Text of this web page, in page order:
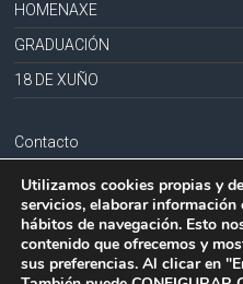
HOMENAXE
GRADUACIÓN
18 DE XUÑO
Contacto
Aviso legal
Política de privacidad
Política de cookies
Utilizamos cookies propias y
servicios, elaborar
hábitos de navegación. Esto
contenido que ofrecemos y
sus preferencias. Al clicar en